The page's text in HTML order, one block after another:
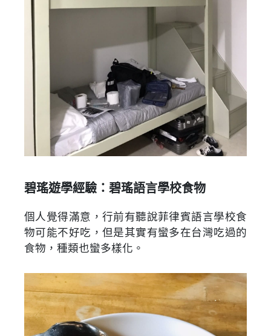
碧瑤遊學經驗：碧瑤語言學校食物
個人覺得滿意，行前有聽說菲律賓語言學校食
物可能不好吃，但是其實有蠻多在台灣吃過的
食物，種類也蠻多樣化。